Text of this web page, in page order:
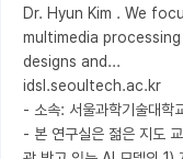
Dr. Hyun Kim . We
multimedia
designs and...
idsl.seoultech.ac.kr
- 소속: 서울과학기술대학
- 본 연구실은 젊은 지도